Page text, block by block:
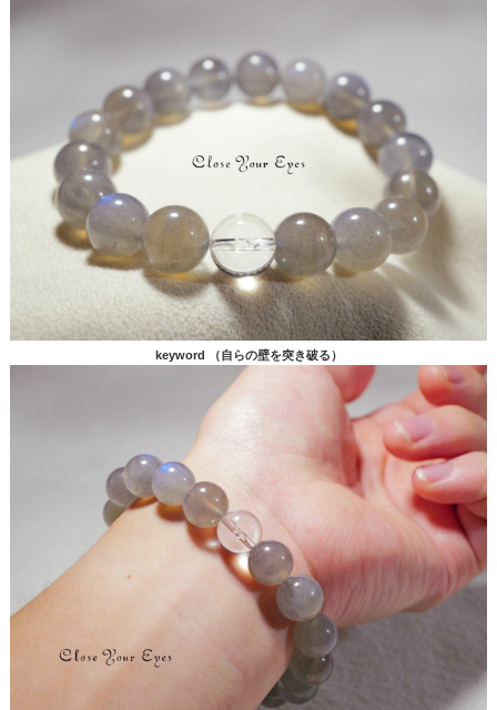
keyword （自らの壁を突き破る）